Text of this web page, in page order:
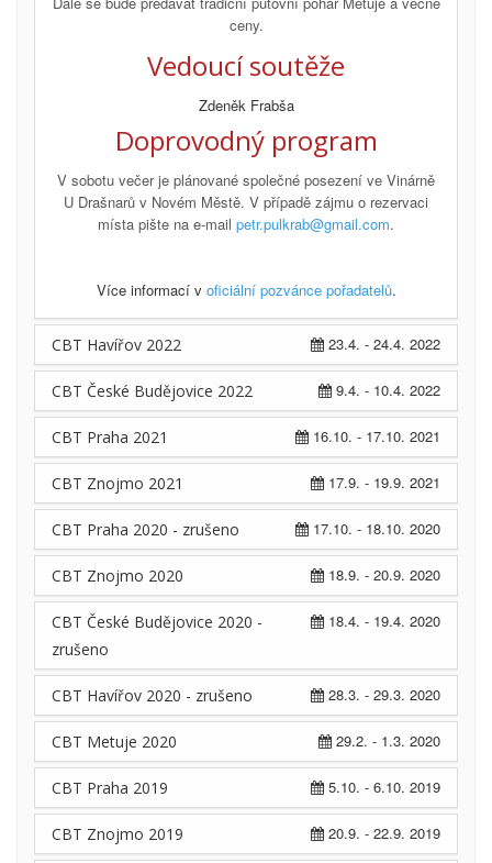
ceny.
Vedoucí soutěže
Zdeněk Frabša
Doprovodný program
V sobotu večer je plánované společné posezení ve Vinárně
U Drašnarů v Novém Městě. V případě zájmu o rezervaci
místa pište na e-mail petr.pulkrab@gmail.com.
Více informací v oficiální pozvánce pořadatelů.
23.4. - 24.4. 2022
CBT Havířov 2022
9.4. - 10.4. 2022
CBT České Budějovice 2022
16.10. - 17.10. 2021
CBT Praha 2021
17.9. - 19.9. 2021
CBT Znojmo 2021
17.10. - 18.10. 2020
CBT Praha 2020 - zrušeno
18.9. - 20.9. 2020
CBT Znojmo 2020
18.4. - 19.4. 2020
CBT České Budějovice 2020 -
zrušeno
28.3. - 29.3. 2020
CBT Havířov 2020 - zrušeno
29.2. - 1.3. 2020
CBT Metuje 2020
5.10. - 6.10. 2019
CBT Praha 2019
20.9. - 22.9. 2019
CBT Znojmo 2019